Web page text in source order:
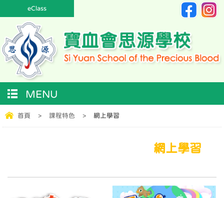
eClass
MENU
首頁 > 課程特色 > 網上學習
網上學習